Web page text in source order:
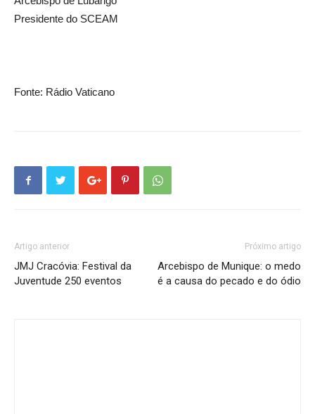
Presidente do SCEAM
Fonte: Rádio Vaticano
Artigo anterior
JMJ Cracóvia: Festival da
Juventude 250 eventos
Próximo artigo
Arcebispo de Munique: o medo
é a causa do pecado e do ódio